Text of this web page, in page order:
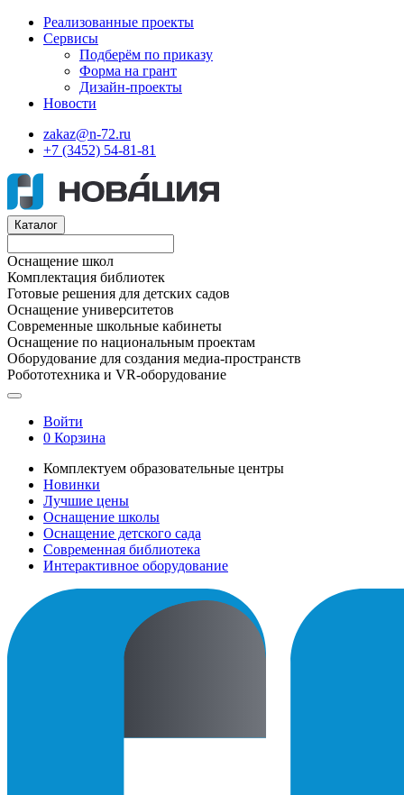
Реализованные проекты
Сервисы
Подберём по приказу
Форма на грант
Дизайн-проекты
Новости
zakaz@n-72.ru
+7 (3452) 54-81-81
Каталог
Оснащение школ
Комплектация библиотек
Готовые решения для детских садов
Оснащение университетов
Современные школьные кабинеты
Оснащение по национальным проектам
Оборудование для создания медиа-пространств
Робототехника и VR-оборудование
Войти
0 Корзина
Комплектуем образовательные центры
Новинки
Лучшие цены
Оснащение школы
Оснащение детского сада
Современная библиотека
Интерактивное оборудование